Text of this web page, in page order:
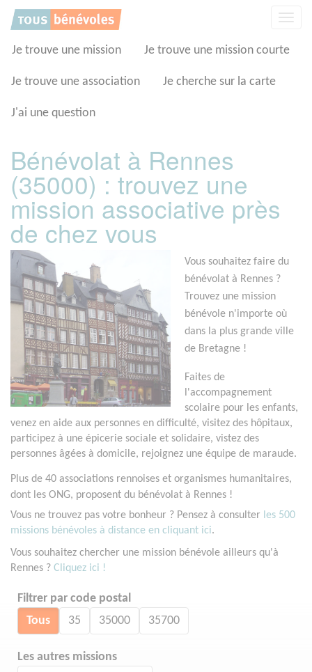
Je trouve une mission Je trouve une mission courte
Je trouve une association Je cherche sur la carte
J'ai une question
Bénévolat à Rennes
(35000) : trouvez une
mission associative près
de chez vous
Vous souhaitez faire du
bénévolat à Rennes ?
Trouvez une mission
bénévole n'importe où
dans la plus grande ville
de Bretagne !
Faites de
l'accompagnement
scolaire pour les enfants,
venez en aide aux personnes en difficulté, visitez des hôpitaux,
participez à une épicerie sociale et solidaire, vistez des
personnes âgées à domicile, rejoignez une équipe de maraude.
Plus de 40 associations rennoises et organismes humanitaires,
dont les ONG, proposent du bénévolat à Rennes !
Vous ne trouvez pas votre bonheur ? Pensez à consulter les 500
missions bénévoles à distance en cliquant ici.
Vous souhaitez chercher une mission bénévole ailleurs qu'à
Rennes ? Cliquez ici !
Filtrer par code postal
Tous 35 35000 35700
Les autres missions
Panneau de gestion des cookies